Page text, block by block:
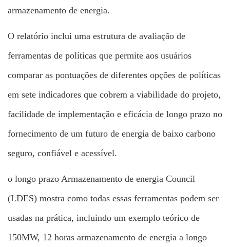
armazenamento de energia.
O relatório inclui uma estrutura de avaliação de
ferramentas de políticas que permite aos usuários
comparar as pontuações de diferentes opções de políticas
em sete indicadores que cobrem a viabilidade do projeto,
facilidade de implementação e eficácia de longo prazo no
fornecimento de um futuro de energia de baixo carbono
seguro, confiável e acessível.
o longo prazo Armazenamento de energia Council
(LDES) mostra como todas essas ferramentas podem ser
usadas na prática, incluindo um exemplo teórico de
150MW, 12 horas armazenamento de energia a longo